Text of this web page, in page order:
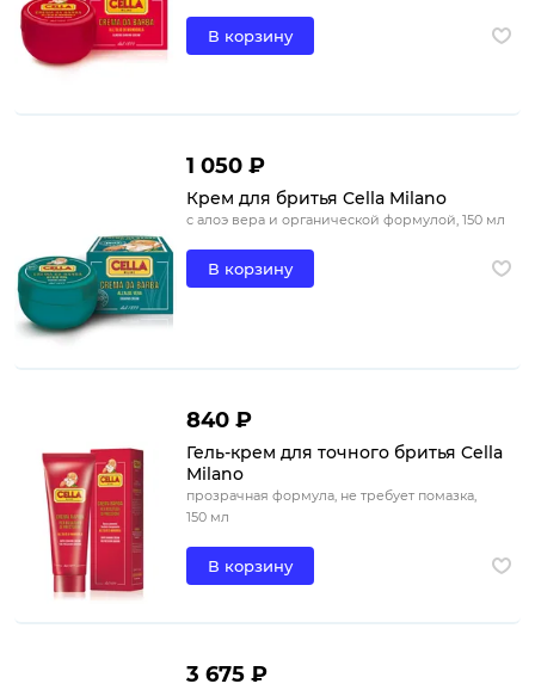
В корзину
1 050 ₽
Крем для бритья Cella Milano
с алоэ вера и органической формулой, 150 мл
В корзину
840 ₽
Гель-крем для точного бритья Cella
Milano
прозрачная формула, не требует помазка,
150 мл
В корзину
3 675 ₽